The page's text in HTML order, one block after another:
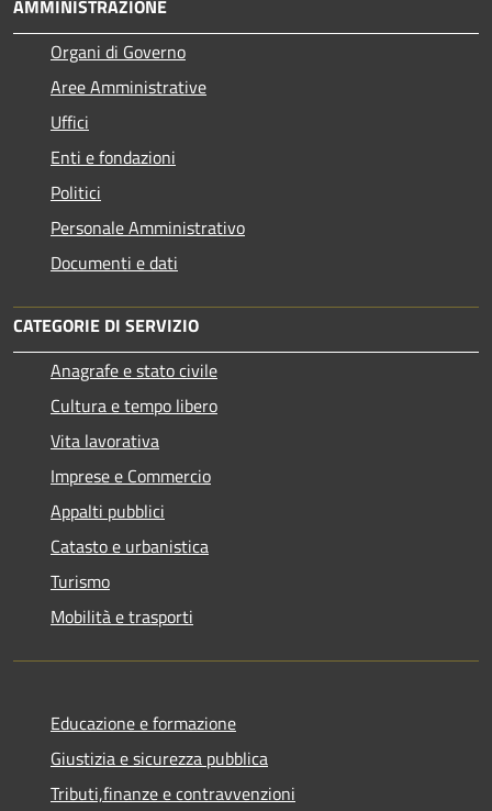
AMMINISTRAZIONE
Organi di Governo
Aree Amministrative
Uffici
Enti e fondazioni
Politici
Personale Amministrativo
Documenti e dati
CATEGORIE DI SERVIZIO
Anagrafe e stato civile
Cultura e tempo libero
Vita lavorativa
Imprese e Commercio
Appalti pubblici
Catasto e urbanistica
Turismo
Mobilità e trasporti
Educazione e formazione
Giustizia e sicurezza pubblica
Tributi,finanze e contravvenzioni